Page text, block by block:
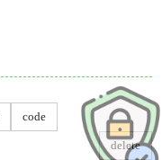
code
delete